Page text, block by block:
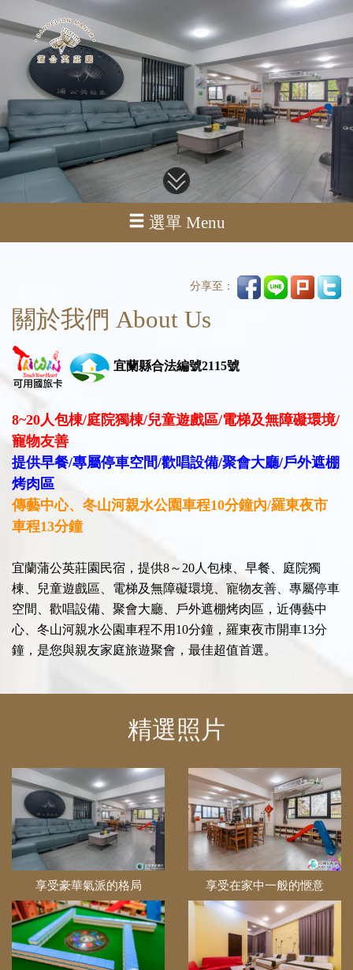
選單 Menu
分享至：
關於我們 About Us
宜蘭縣合法編號2115號
8~20人包棟/庭院獨棟/兒童遊戲區/電梯及無障礙環境/
寵物友善
提供早餐/專屬停車空間/歡唱設備/聚會大廳/戶外遮棚
烤肉區
傳藝中心、冬山河親水公園車程10分鐘內/羅東夜市
車程13分鐘
宜蘭蒲公英莊園民宿，提供8～20人包棟、早餐、庭院獨
棟、兒童遊戲區、電梯及無障礙環境、寵物友善、專屬停車
空間、歡唱設備、聚會大廳、戶外遮棚烤肉區，近傳藝中
心、冬山河親水公園車程不用10分鐘，羅東夜市開車13分
鐘，是您與親友家庭旅遊聚會，最佳超值首選。
精選照片
享受豪華氣派的格局 享受在家中一般的愜意